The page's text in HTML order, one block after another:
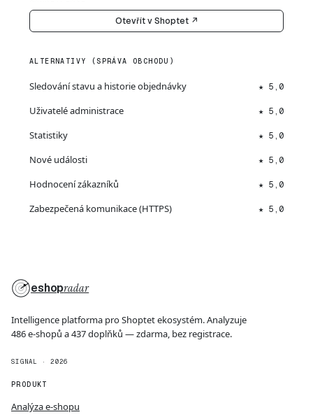
Otevřít v Shoptet ↗
ALTERNATIVY (SPRÁVA OBCHODU)
Sledování stavu a historie objednávky ★ 5,0
Uživatelé administrace ★ 5,0
Statistiky ★ 5,0
Nové události ★ 5,0
Hodnocení zákazníků ★ 5,0
Zabezpečená komunikace (HTTPS) ★ 5,0
eshopradar
Intelligence platforma pro Shoptet ekosystém. Analyzuje
486 e-shopů a 437 doplňků — zdarma, bez registrace.
SIGNAL · 2026
PRODUKT
Analýza e-shopu